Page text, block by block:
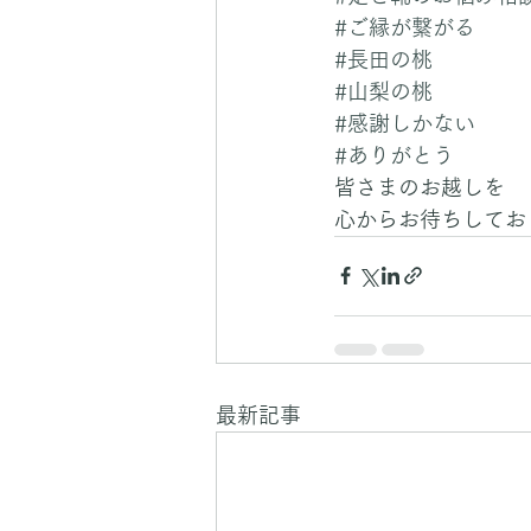
#ご縁が繋がる
#長田の桃
#山梨の桃
#感謝しかない
#ありがとう
皆さまのお越しを
心からお待ちして
最新記事